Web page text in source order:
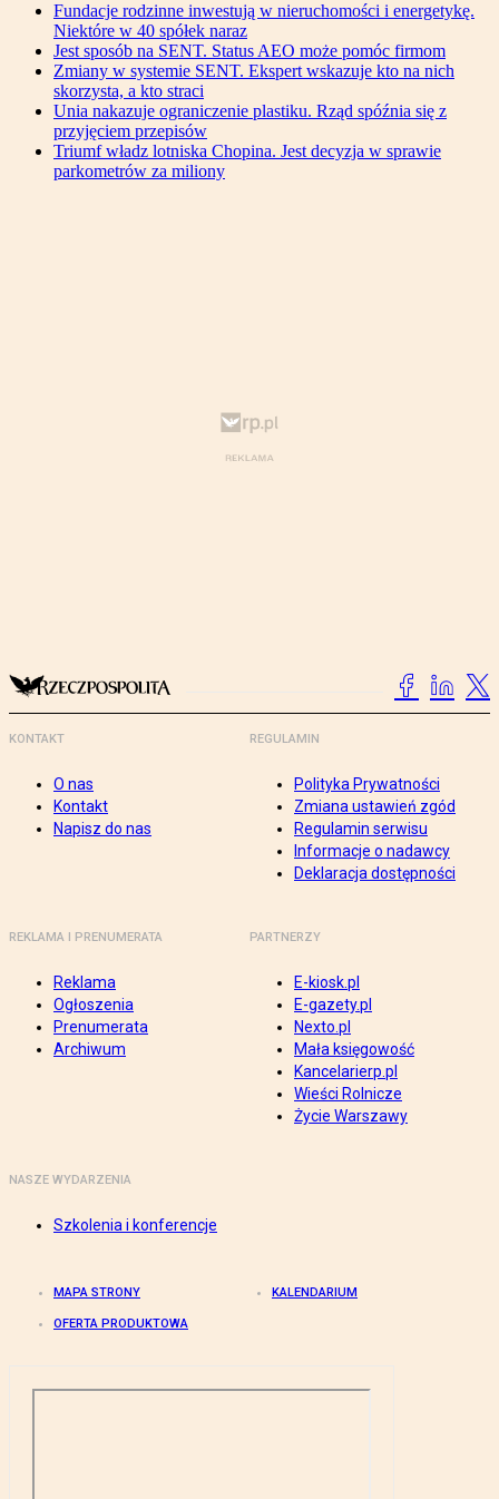
Fundacje rodzinne inwestują w nieruchomości i energetykę.
Niektóre w 40 spółek naraz
Jest sposób na SENT. Status AEO może pomóc firmom
Zmiany w systemie SENT. Ekspert wskazuje kto na nich
skorzysta, a kto straci
Unia nakazuje ograniczenie plastiku. Rząd spóźnia się z
przyjęciem przepisów
Triumf władz lotniska Chopina. Jest decyzja w sprawie
parkometrów za miliony
KONTAKT
O nas
Kontakt
Napisz do nas
REGULAMIN
Polityka Prywatności
Zmiana ustawień zgód
Regulamin serwisu
Informacje o nadawcy
Deklaracja dostępności
REKLAMA I PRENUMERATA
Reklama
Ogłoszenia
Prenumerata
Archiwum
PARTNERZY
E-kiosk.pl
E-gazety.pl
Nexto.pl
Mała księgowość
Kancelarierp.pl
Wieści Rolnicze
Życie Warszawy
NASZE WYDARZENIA
Szkolenia i konferencje
MAPA STRONY KALENDARIUM
OFERTA PRODUKTOWA